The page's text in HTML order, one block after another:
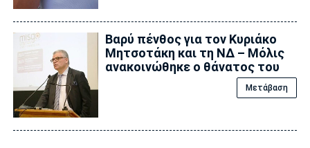
Βαρύ πένθος για τον Κυριάκο
Μητσοτάκη και τη ΝΔ – Μόλις
ανακοινώθηκε ο θάνατος του
Μετάβαση